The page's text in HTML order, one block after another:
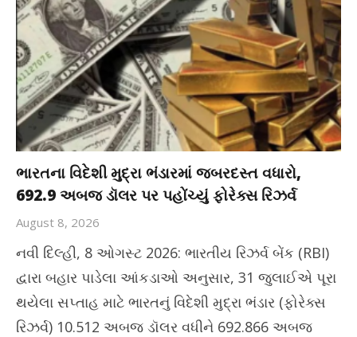
ભારતના વિદેશી મુદ્રા ભંડારમાં જબરદસ્ત વધારો,
692.9 અબજ ડૉલર પર પહોંચ્યું ફોરેક્સ રિઝર્વ
August 8, 2026
નવી દિલ્હી, 8 ઓગસ્ટ 2026: ભારતીય રિઝર્વ બેંક (RBI)
દ્વારા બહાર પાડેલા આંકડાઓ અનુસાર, 31 જુલાઈએ પૂરા
થયેલા સપ્તાહ માટે ભારતનું વિદેશી મુદ્રા ભંડાર (ફોરેક્સ
રિઝર્વ) 10.512 અબજ ડૉલર વધીને 692.866 અબજ